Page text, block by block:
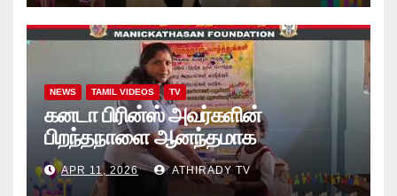
NEWS TAMIL VIDEOS TV
கனடா பிரின்ஸ் அவர்களின்
பிறந்தநாளை ஆனந்தமாக
கொண்டாடினார்கள் தாயக உறவுகள்..
(வீடியோ)
APR 11, 2026 ATHIRADY TV